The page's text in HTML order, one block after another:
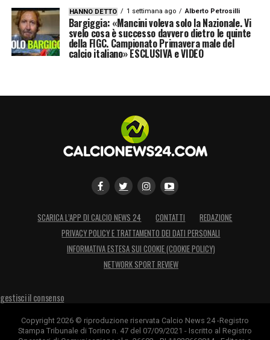
HANNO DETTO 1 settimana ago Alberto Petrosilli
Bargiggia: «Mancini voleva solo la Nazionale. Vi
svelo cosa è successo davvero dietro le quinte
della FIGC. Campionato Primavera male del
calcio italiano» ESCLUSIVA e VIDEO
SCARICA L’APP DI CALCIO NEWS 24 CONTATTI
REDAZIONE
PRIVACY POLICY E TRATTAMENTO DEI DATI PERSONALI
INFORMATIVA ESTESA SUI COOKIE (COOKIE POLICY)
NETWORK SPORT REVIEW
gestisci il consenso
Copyright 2026 © riproduzione riservata Calcio News 24 -Registro
Stampa Tribunale di Torino n. 47 del 07/09/2021 - Iscritto al Registro